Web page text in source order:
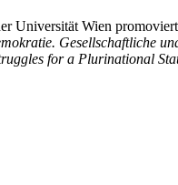
Universität Wien
Gesellschaftliche
for a Plurinational